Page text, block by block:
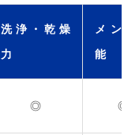
洗浄・乾燥
力
メン
能
◎ ◎